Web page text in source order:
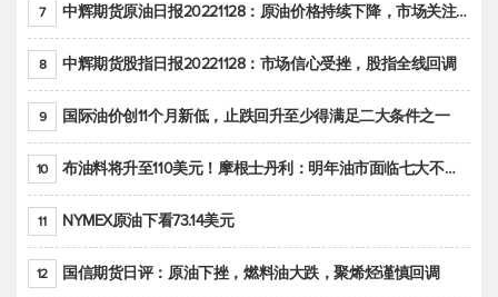
7 中辉期货原油日报20221128：原油价格持续下降，市场关注OPEC+新一轮产能政策
8 中辉期货股指日报20221128：市场信心受挫，股指全线回调
9 国际油价创11个月新低，止跌回升至少得满足二大条件之一
10 布油料将升至110美元！摩根士丹利：明年油市面临七大不确定性
11 NYMEX原油下看73.14美元
12 国信期货日评：原油下挫，燃料油大跌，聚烯烃谨慎回调